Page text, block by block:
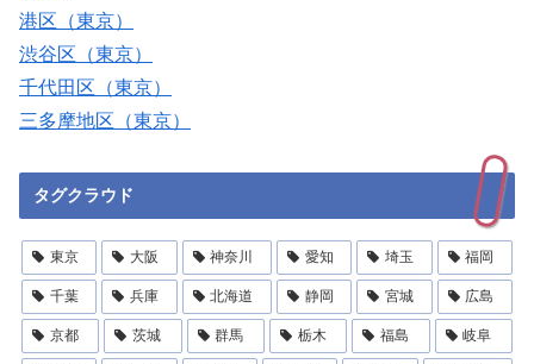
港区（東京）
渋谷区（東京）
千代田区（東京）
三多摩地区（東京）
タグクラウド
東京 大阪 神奈川 愛知 埼玉 福岡
千葉 兵庫 北海道 静岡 宮城 広島
京都 茨城 群馬 栃木 福島 岐阜